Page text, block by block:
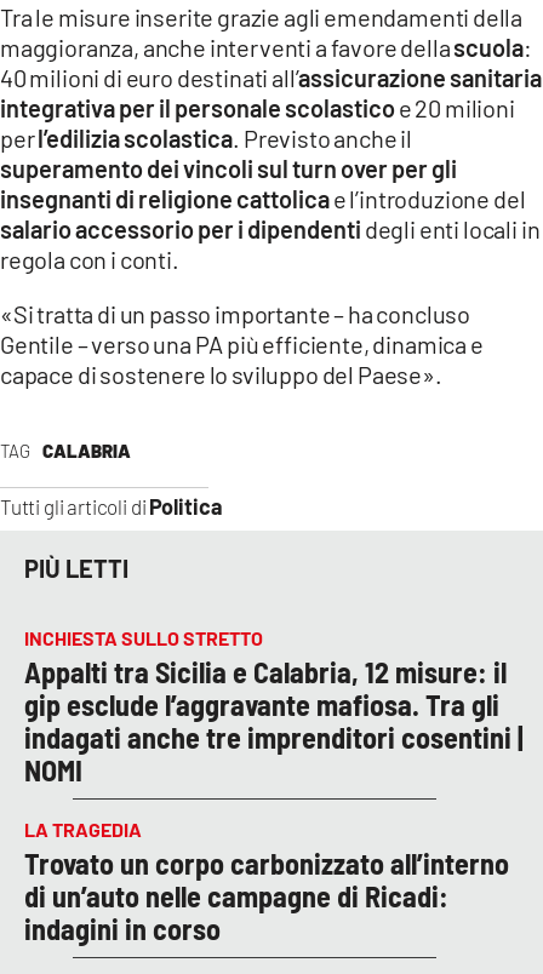
TAG CALABRIA
Tutti gli articoli di Politica
Tra le misure inserite grazie agli emendamenti della
maggioranza, anche interventi a favore dellascuola:
40 milioni di euro destinati all’assicurazione sanitaria
integrativa per il personale scolasticoe 20 milioni
perl’edilizia scolastica . Previsto anche il
superamento dei vincoli sul turn over per gli
insegnanti di religione cattolicae l’introduzione del
salario accessorio per i dipendenti degli enti locali in
regola con i conti.
«Si tratta di un passo importante – ha concluso
Gentile – verso una PA più efficiente, dinamica e
capace di sostenere lo sviluppo del Paese».
PIÙ LETTI
INCHIESTA SULLO STRETTO
Appalti tra Sicilia e Calabria, 12 misure: il
gip esclude l’aggravante mafiosa. Tra gli
indagati anche tre imprenditori cosentini |
NOMI
LA TRAGEDIA
Trovato un corpo carbonizzato all’interno
di un’auto nelle campagne di Ricadi:
indagini in corso